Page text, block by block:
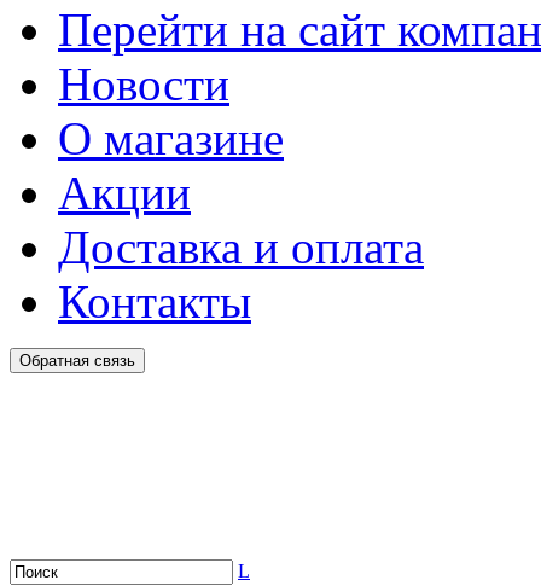
Перейти на сайт
Новости
О магазине
Акции
Доставка и оплата
Контакты
Обратная связь
L